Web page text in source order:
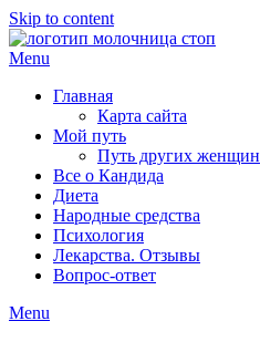
Skip to content
Menu
Главная
Карта сайта
Мой путь
Путь других женщин
Все о Кандида
Диета
Народные средства
Психология
Лекарства. Отзывы
Вопрос-ответ
Menu